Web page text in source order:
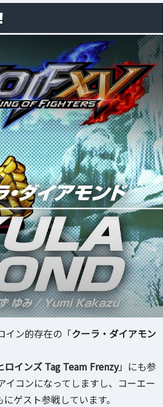
イン的存在の「クーラ・ダイアモン
ロインズ Tag Team Frenzy」にも参
イコンになってしますし、コーエー
ゲスト参戦しています。